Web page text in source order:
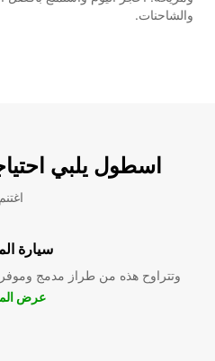
والشاحنات.
اسطول يلبي
سيارة
وتتراوح هذه من طراز مدمج وموفر
عرض